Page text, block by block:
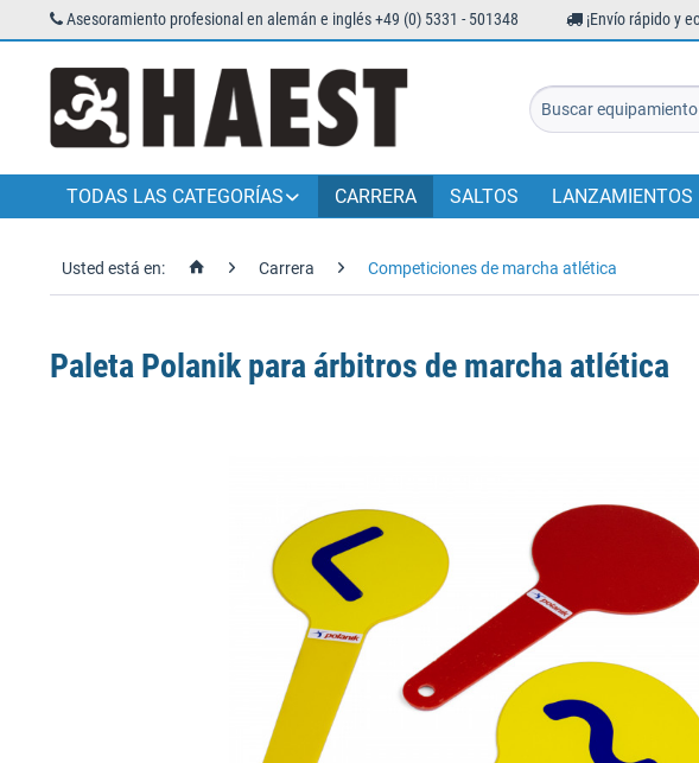
Asesoramiento profesional en alemán e inglés +49 (0) 5331 - 501348 ¡Envío rápido y
TODAS LAS CATEGORÍAS CARRERA SALTOS LANZAMIENTOS
Usted está en: Carrera Competiciones de marcha atlética
Paleta Polanik para árbitros de marcha atlética